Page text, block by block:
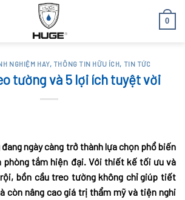
0
NGHIỆM HAY, THÔNG TIN HỮU ÍCH, TIN TỨC
tường và 5 lợi ích tuyệt vời
ngày càng trở thành lựa chọn phổ biến
phòng tắm hiện đại. Với thiết kế tối ưu và
bồn cầu treo tường không chỉ giúp tiết
còn nâng cao giá trị thẩm mỹ và tiện nghi